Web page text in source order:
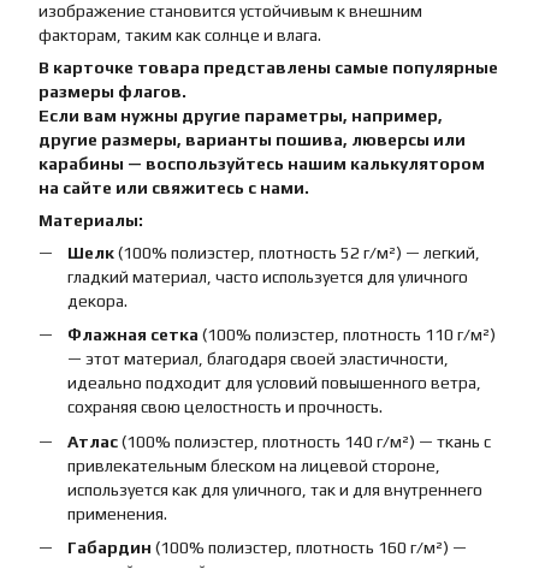
изображение становится устойчивым к внешним
факторам, таким как солнце и влага.
В карточке товара представлены самые популярные
размеры флагов.
Если вам нужны другие параметры, например,
другие размеры, варианты пошива, люверсы или
карабины — воспользуйтесь нашим калькулятором
на сайте или свяжитесь с нами.
Материалы:
Шелк(100% полиэстер, плотность 52 г/м²) — легкий,
гладкий материал, часто используется для уличного
декора.
Флажная сетка (100% полиэстер, плотность 110 г/м²)
— этот материал, благодаря своей эластичности,
идеально подходит для условий повышенного ветра,
сохраняя свою целостность и прочность.
Атлас(100% полиэстер, плотность 140 г/м²) — ткань с
привлекательным блеском на лицевой стороне,
используется как для уличного, так и для внутреннего
применения.
Габардин (100% полиэстер, плотность 160 г/м²) —